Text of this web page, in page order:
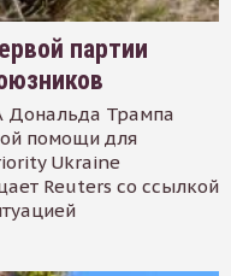
партии
Дональда Трампа
помощи для
Ukraine
Reuters со ссылкой